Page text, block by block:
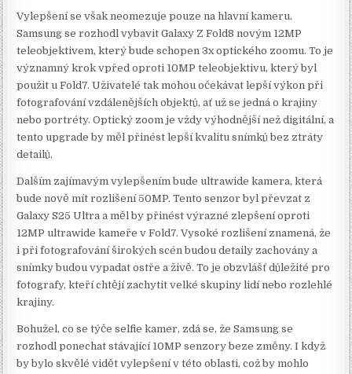
Vylepšení se však neomezuje pouze na hlavní kameru.
Samsung se rozhodl vybavit Galaxy Z Fold8 novým 12MP
teleobjektivem, který bude schopen 3x optického zoomu. To je
významný krok vpřed oproti 10MP teleobjektivu, který byl
použit u Fold7. Uživatelé tak mohou očekávat lepší výkon při
fotografování vzdálenějších objektů, ať už se jedná o krajiny
nebo portréty. Optický zoom je vždy výhodnější než digitální, a
tento upgrade by měl přinést lepší kvalitu snímků bez ztráty
detailů.
Dalším zajímavým vylepšením bude ultrawide kamera, která
bude nově mít rozlišení 50MP. Tento senzor byl převzat z
Galaxy S25 Ultra a měl by přinést výrazné zlepšení oproti
12MP ultrawide kameře v Fold7. Vysoké rozlišení znamená, že
i při fotografování širokých scén budou detaily zachovány a
snímky budou vypadat ostře a živě. To je obzvlášť důležité pro
fotografy, kteří chtějí zachytit velké skupiny lidí nebo rozlehlé
krajiny.
Bohužel, co se týče selfie kamer, zdá se, že Samsung se
rozhodl ponechat stávající 10MP senzory beze změny. I když
by bylo skvělé vidět vylepšení v této oblasti, což by mohlo